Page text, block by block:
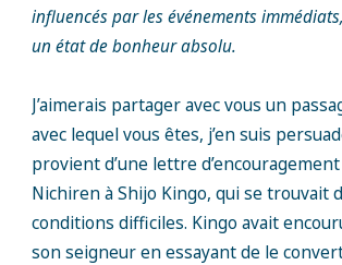
influencés par les événements
un état de bonheur absolu.
J’aimerais partager avec vous un
avec lequel vous êtes, j’en suis
provient d’une lettre
Nichiren à Shijo Kingo, qui se trouvait
conditions difficiles. Kingo avait
son seigneur en essayant de le